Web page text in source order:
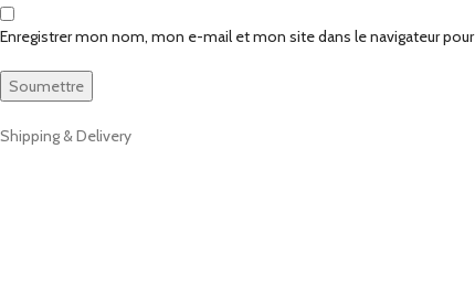
Enregistrer mon nom, mon e-mail et mon site dans le navigateur
Shipping & Delivery